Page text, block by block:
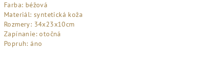
Farba: béžová
Materiál: syntetická koža
Rozmery: 34x23x10cm
Zapínanie: otočná
Popruh: áno